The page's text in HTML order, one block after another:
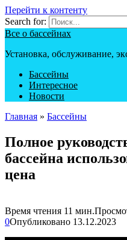
Перейти к контенту
Search for:
Все о бассейнах
Установка, обслуживание,
Бассейны
Интересное
Новости
Главная » Бассейны
Полное
бассейна
цена
Время чтения 11 мин.
0Опубликовано 13.12.2023